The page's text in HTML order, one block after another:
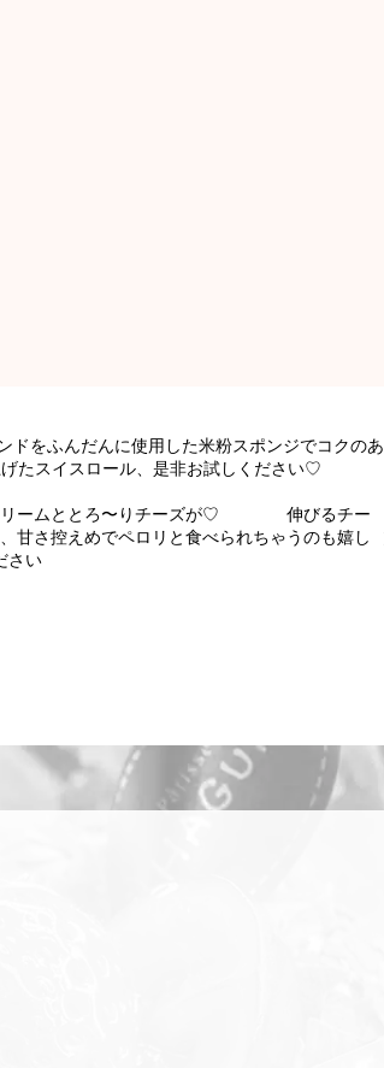
ふんだんに使用した米粉スポンジでコクのあ
げたスイスロール、是非お試しください♡
リームととろ〜りチーズが♡ 伸びるチー
さ控えめでペロリと食べられちゃうのも嬉し
しください